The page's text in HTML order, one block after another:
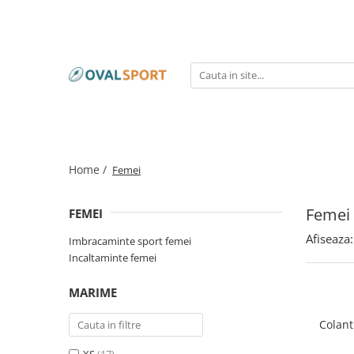
Imbracaminte
Imbracaminte
Home / Femei
Femei
FEMEI
Imbracaminte sport femei
Incaltaminte femei
MARIME
Afiseaza: